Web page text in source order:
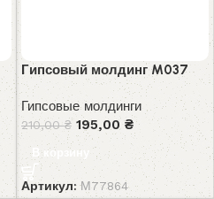
Гипсовый молдинг M037
Гипсовые молдинги
210,00₴ 195,00₴
В корзину
Артикул:М77864